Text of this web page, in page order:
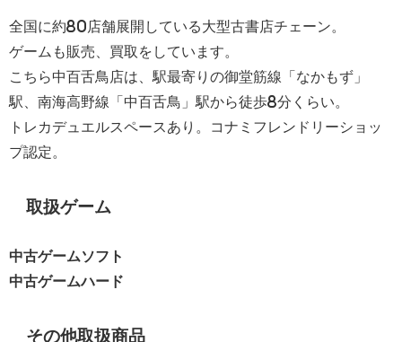
全国に約80店舗展開している大型古書店チェーン。
ゲームも販売、買取をしています。
こちら中百舌鳥店は、駅最寄りの御堂筋線「なかもず」
駅、南海高野線「中百舌鳥」駅から徒歩8分くらい。
トレカデュエルスペースあり。コナミフレンドリーショッ
プ認定。
取扱ゲーム
中古ゲームソフト
中古ゲームハード
その他取扱商品